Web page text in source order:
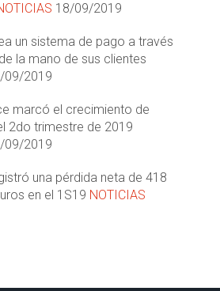
18/09/2019
un sistema de pago a través
la mano de sus clientes
09/2019
marcó el crecimiento de
2do trimestre de 2019
09/2019
una pérdida neta de 418
en el 1S19 NOTICIAS